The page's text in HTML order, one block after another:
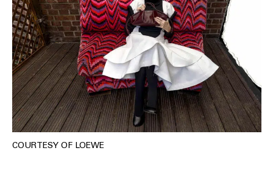
COURTESY OF LOEWE